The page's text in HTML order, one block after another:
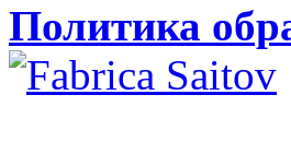
Политика